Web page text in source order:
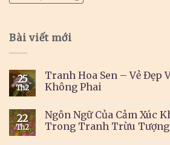
Bài viết mới
25
Th2
Tranh Hoa Sen – Vẻ Đẹp
Không Phai
22
Th2
Ngôn Ngữ Của Cảm Xúc
Trong Tranh Trừu Tượng